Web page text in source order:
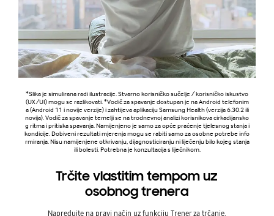
*Slika je simulirana radi ilustracije. Stvarno korisničko sučelje / korisničko iskustvo
(UX/UI) mogu se razlikovati. *Vodič za spavanje dostupan je na Android telefonim
a (Android 11 i novije verzije) i zahtijeva aplikaciju Samsung Health (verzija 6.30.2 ili
novija). Vodič za spavanje temelji se na trodnevnoj analizi korisnikova cirkadijansko
g ritma i pritiska spavanja. Namijenjeno je samo za opće praćenje tjelesnog stanja i
kondicije. Dobiveni rezultati mjerenja mogu se rabiti samo za osobne potrebe info
rmiranja. Nisu namijenjene otkrivanju, dijagnosticiranju ni liječenju bilo kojeg stanja
ili bolesti. Potrebna je konzultacija s liječnikom.
Trčite vlastitim tempom uz
osobnog trenera
Napredujte na pravi način uz funkciju Trener za trčanje.